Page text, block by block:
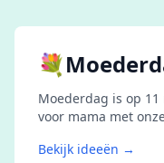
💐
Moederdag is op
voor mama met
Bekijk ideeën →